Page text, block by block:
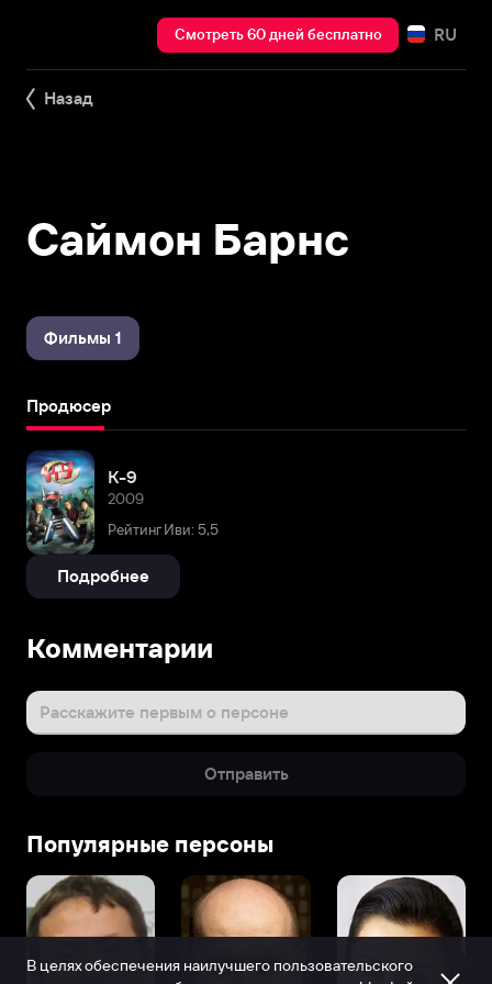
Смотреть 60 дней бесплатно RU
Назад
Саймон Барнс
Фильмы 1
Продюсер
К-9
2009
Рейтинг Иви: 5,5
Подробнее
Комментарии
Расскажите первым о персоне
Отправить
Популярные персоны
В целях обеспечения наилучшего пользовательского